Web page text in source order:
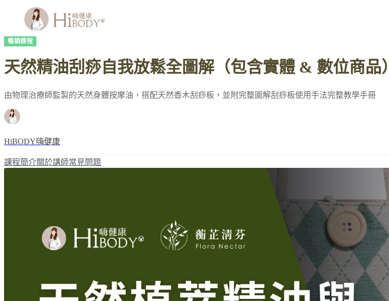
暢銷課程
天然精油刮痧自我放鬆全圖解（包含實體 & 數位商品）
由物理治療師監製的天然身體按摩油，搭配天然香木刮痧板，並附完整圖解刮痧板使用手法完整教學手冊
HiBODY嗨健康
課程簡介關於講師常見問題